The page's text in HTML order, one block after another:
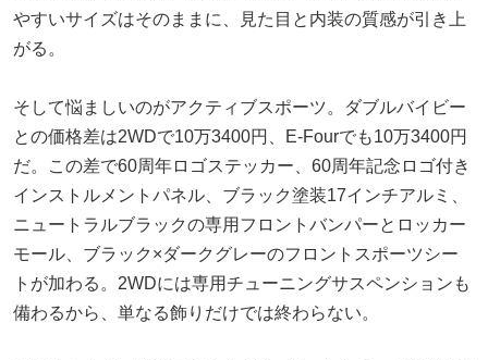
やすいサイズはそのままに、見た目と内装の質感が引き上
がる。
そして悩ましいのがアクティブスポーツ。ダブルバイビー
との価格差は2WDで10万3400円、E-Fourでも10万3400円
だ。この差で60周年ロゴステッカー、60周年記念ロゴ付き
インストルメントパネル、ブラック塗装17インチアルミ、
ニュートラルブラックの専用フロントバンパーとロッカー
モール、ブラック×ダークグレーのフロントスポーツシー
トが加わる。2WDには専用チューニングサスペンションも
備わるから、単なる飾りだけでは終わらない。